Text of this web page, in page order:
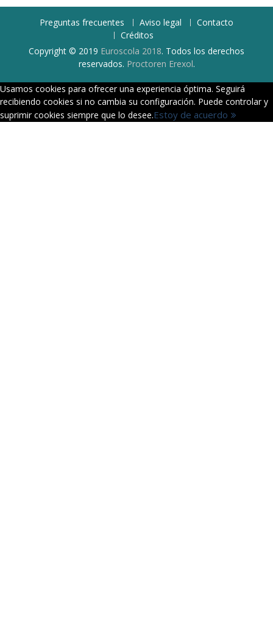
Preguntas frecuentes Aviso legal
Contacto
Créditos
Copyright © 2019 Euroscola 2018. Todos los derechos
reservados. Proctoren Erexol.
Usamos cookies para ofrecer una experiencia óptima. Seguirá
recibiendo cookies si no cambia su configuración. Puede controlar y
suprimir cookies siempre que lo desee.Estoy de acuerdo